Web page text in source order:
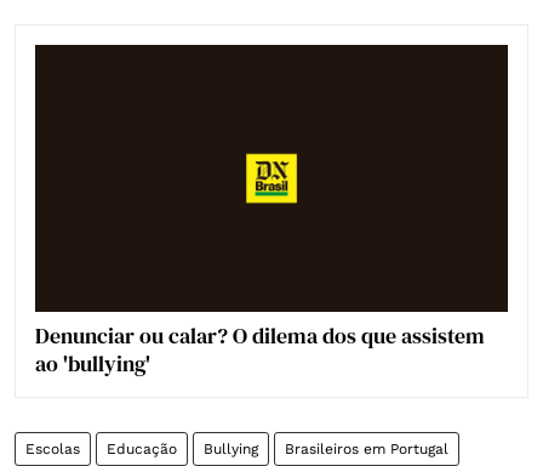
Denunciar ou calar? O dilema dos que assistem
ao 'bullying'
Escolas Educação Bullying Brasileiros em Portugal